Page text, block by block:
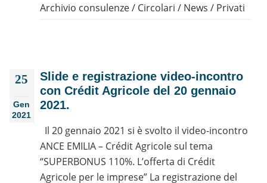
Archivio consulenze/ Circolari / News / Privati
25
Gen
2021
Slide e registrazione video-incontro
con Crédit Agricole del 20 gennaio
2021.
Il 20 gennaio 2021 si è svolto il video-incontro
ANCE EMILIA – Crédit Agricole sul tema
“SUPERBONUS 110%. L’offerta di Crédit
Agricole per le imprese” La registrazione del